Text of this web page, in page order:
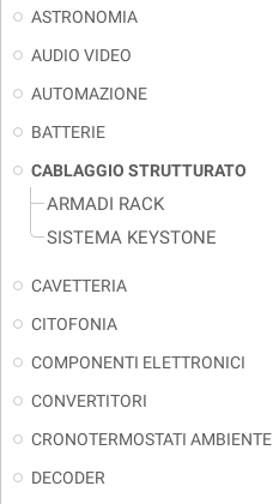
ASTRONOMIA
AUDIO VIDEO
AUTOMAZIONE
BATTERIE
CABLAGGIO STRUTTURATO
ARMADI RACK
SISTEMA KEYSTONE
CAVETTERIA
CITOFONIA
COMPONENTI ELETTRONICI
CONVERTITORI
CRONOTERMOSTATI AMBIENTE
DECODER